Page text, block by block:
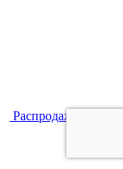
Распродажа